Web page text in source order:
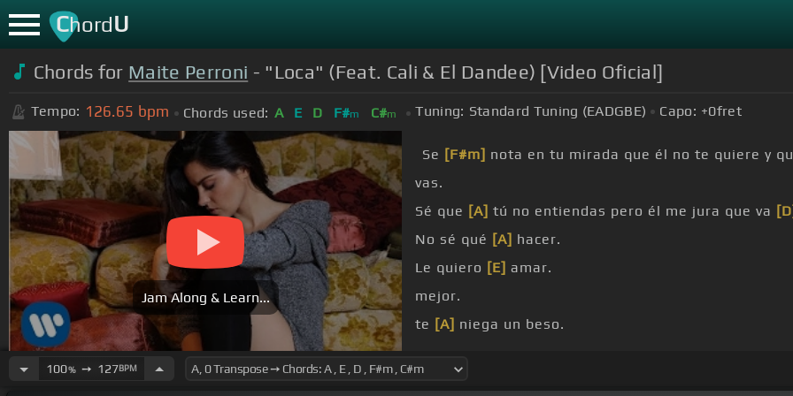
ChordU
Chords for Maite Perroni - "Loca" (Feat. Cali & El Dandee) [Video Oficial]
Tempo: 126.65 bpm Chords used: A E D F#m C#m Tuning: Standard Tuning (EADGBE) Capo: +0fret
Jam Along & Learn...
Se [F#m] nota en tu mirada que él no te quiere y
vas.
Sé que [A] tú no entiendas pero él me jura que va
No sé qué [A] hacer.
Le quiero [E] amar.
mejor.
te [A] niega un beso.
100%➙ 127BPM